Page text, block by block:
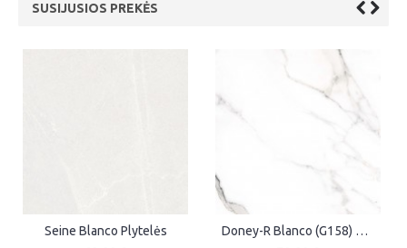
SUSIJUSIOS PREKĖS
Doney Blanco (G192) Plytelės Doney-R Blanco (G200) Plytelės